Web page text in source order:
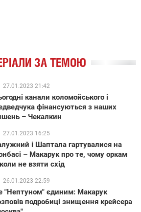
ЗА ТЕМОЮ
27.01.2023 21:42
канали коломойського і
фінансуються з наших
– Чекалкин
27.01.2023 16:25
і Шаптала гартувалися на
– Макарук про те, чому оркам
не взяти схід
26.01.2023 22:59
"Нептуном" єдиним: Макарук
подробиці знищення крейсера